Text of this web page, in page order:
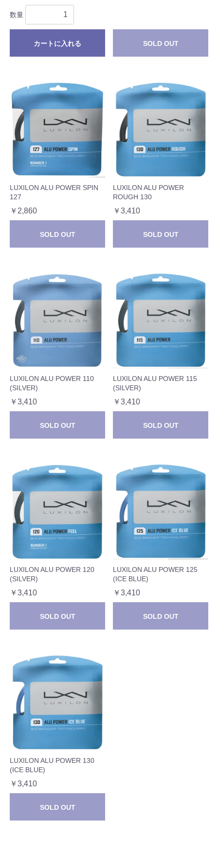
数量
カートに入れる SOLD OUT
LUXILON ALU POWER SPIN
127
￥2,860
SOLD OUT
LUXILON ALU POWER
ROUGH 130
￥3,410
SOLD OUT
LUXILON ALU POWER 110
(SILVER)
￥3,410
SOLD OUT
LUXILON ALU POWER 115
(SILVER)
￥3,410
SOLD OUT
LUXILON ALU POWER 120
(SILVER)
￥3,410
SOLD OUT
LUXILON ALU POWER 125
(ICE BLUE)
￥3,410
SOLD OUT
LUXILON ALU POWER 130
(ICE BLUE)
￥3,410
SOLD OUT